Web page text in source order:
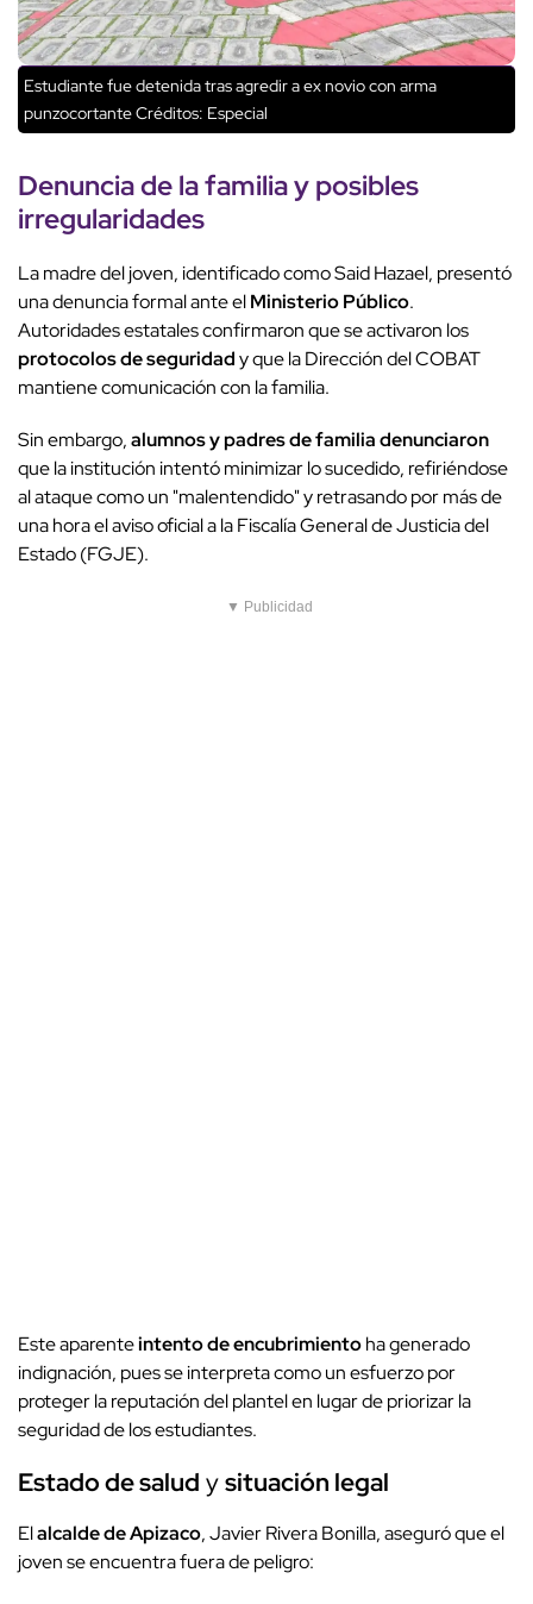
Estudiante fue detenida tras agredir a ex novio con arma
punzocortanteCréditos: Especial
Denuncia de la familiayposibles
irregularidades
La madre del joven, identificado como Said Hazael, presentó
una denuncia formal ante elMinisterio Público.
Autoridades estatales confirmaron que se activaron los
protocolos de seguridady que la Dirección del COBAT
mantiene comunicación con la familia.
Sin embargo,alumnos y padres de familia denunciaron
que la institución intentó minimizar lo sucedido, refiriéndose
al ataque como un "malentendido" y retrasando por más de
una hora el aviso oficial a la Fiscalía General de Justicia del
Estado (FGJE).
▼ Publicidad
Este aparenteintento de encubrimientoha generado
indignación, pues se interpreta como un esfuerzo por
proteger la reputación del plantel en lugar de priorizar la
seguridad de los estudiantes.
Estado de salud ysituación legal
Elalcalde de Apizaco, Javier Rivera Bonilla, aseguró que el
joven se encuentra fuera de peligro: